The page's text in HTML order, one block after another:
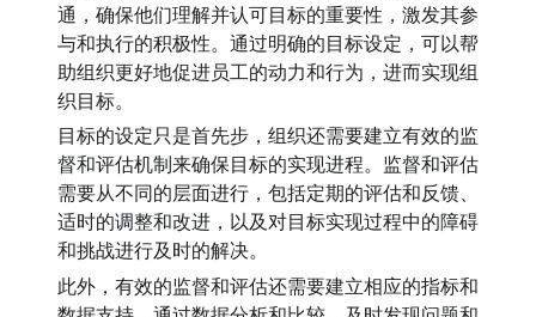
通，确保他们理解并认可目标的重要性，激发其参
与和执行的积极性。通过明确的目标设定，可以帮
助组织更好地促进员工的动力和行为，进而实现组
织目标。
目标的设定只是首先步，组织还需要建立有效的监
督和评估机制来确保目标的实现进程。监督和评估
需要从不同的层面进行，包括定期的评估和反馈、
适时的调整和改进，以及对目标实现过程中的障碍
和挑战进行及时的解决。
此外，有效的监督和评估还需要建立相应的指标和